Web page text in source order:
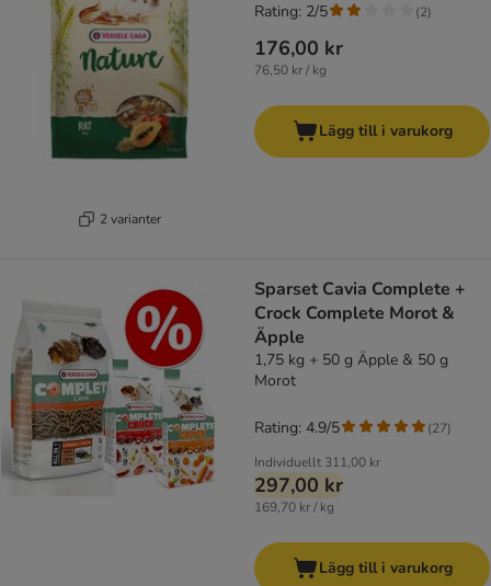
2 varianter
176,00 kr
76,50 kr / kg
Rating: 2/5 (2)
Lägg till i varukorg
Sparset Cavia Complete +
Crock Complete Morot &
Äpple
1,75 kg + 50 g Äpple & 50 g
Morot
Individuellt 311,00 kr
297,00 kr
169,70 kr / kg
Rating: 4.9/5 (27)
Lägg till i varukorg